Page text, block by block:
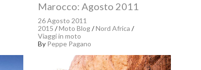
Marocco: Agosto 2011
26 Agosto 2011
2015 /Moto Blog/Nord Africa /
Viaggi in moto
By Peppe Pagano